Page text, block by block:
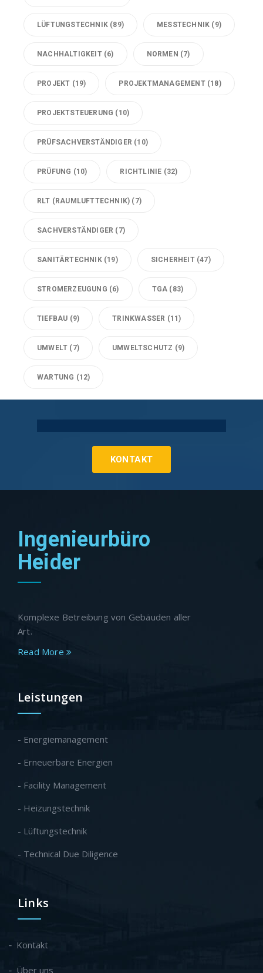
LÜFTUNGSTECHNIK (89) MESSTECHNIK (9)
NACHHALTIGKEIT(6) NORMEN (7)
PROJEKT (19) PROJEKTMANAGEMENT(18)
PROJEKTSTEUERUNG (10)
PRÜFSACHVERSTÄNDIGER (10)
PRÜFUNG (10) RICHTLINIE (32)
RLT (RAUMLUFTTECHNIK) (7)
SACHVERSTÄNDIGER (7)
SANITÄRTECHNIK(19) SICHERHEIT(47)
STROMERZEUGUNG (6) TGA (83)
TIEFBAU (9) TRINKWASSER (11)
UMWELT (7) UMWELTSCHUTZ (9)
WARTUNG (12)
KONTAKT
Ingenieurbüro
Heider
Komplexe Betreibung von Gebäuden aller
Art.
Read More
Leistungen
- Energiemanagement
- Erneuerbare Energien
- Facility Management
- Heizungstechnik
- Lüftungstechnik
- Technical Due Diligence
Links
Kontakt
Über uns